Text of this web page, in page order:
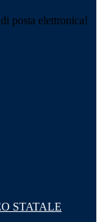
posta elettronica!
STATALE